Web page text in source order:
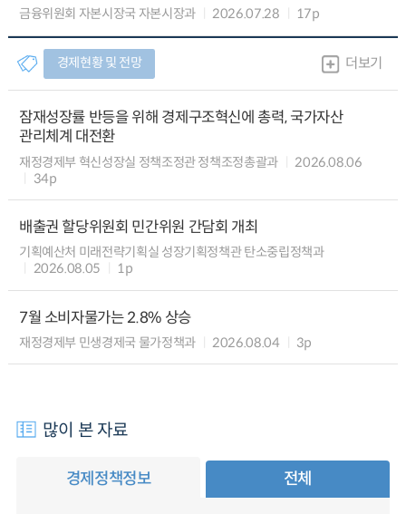
금융위원회 자본시장국 자본시장과 2026.07.28 17p
경제현황 및 전망 더보기
잠재성장률 반등을 위해 경제구조혁신에 총력, 국가자산
관리체계 대전환
재정경제부 혁신성장실 정책조정관 정책조정총괄과
2026.08.06
34p
배출권 할당위원회 민간위원 간담회 개최
기획예산처 미래전략기획실 성장기획정책관 탄소중립정책과
2026.08.05
1p
7월 소비자물가는 2.8% 상승
재정경제부 민생경제국 물가정책과 2026.08.04 3p
많이 본 자료
경제정책정보 전체